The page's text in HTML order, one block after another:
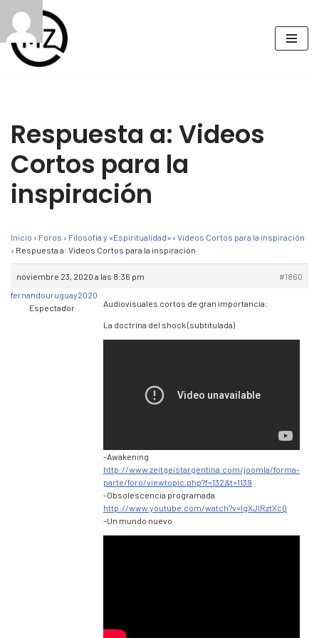
Saltar
al
Respuesta a: Videos
Cortos para la
inspiración
Inicio › Foros › Filosofía y «Espiritualidad» › Videos Cortos para la inspiración
› Respuesta a: Videos Cortos para la inspiración
noviembre 23, 2020 a las 8:36 pm
#1860
fernandouruguay2020
Espectador
Audiovisuales cortos de gran importancia:
La doctrina del shock (subtitulada)
-Awakening
http://www.zeitgeistargentina.com/joomla/forma-
parte/foro/viewtopic.php?f=132&t=1139
-Obsolescencia programada
http://www.youtube.com/watch?v=lgXJIRztXcQ
-Un mundo nuevo